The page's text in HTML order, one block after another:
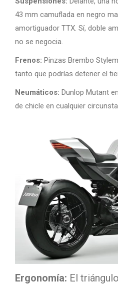
43 mm camuflada en negro
amortiguador TTX. Sí, doble
no se negocia.
Frenos: Pinzas Brembo
tanto que podrías detener el
Neumáticos: Dunlop Mutant
de chicle en cualquier
Ergonomía: El